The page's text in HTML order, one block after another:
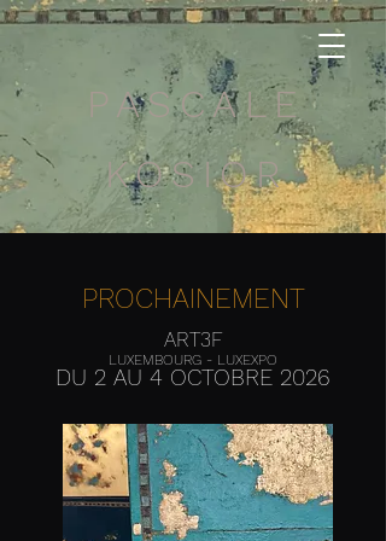
PASCALE
KOSIOR
PROCHAINEMENT
ART3F
LUXEMBOURG - LUXEXPO
DU 2 AU 4 OCTOBRE 2026